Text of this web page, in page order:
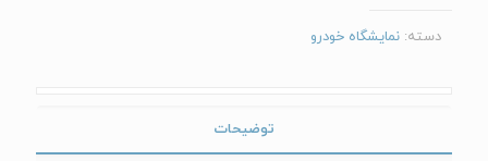
دسته: نمایشگاه خودرو
توضیحات